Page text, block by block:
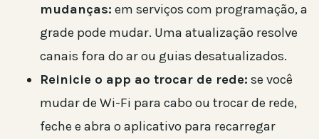
mudanças: em serviços com programação, a
grade pode mudar. Uma atualização resolve
canais fora do ar ou guias desatualizados.
Reinicie o app ao trocar de rede: se você
mudar de Wi-Fi para cabo ou trocar de rede,
feche e abra o aplicativo para recarregar